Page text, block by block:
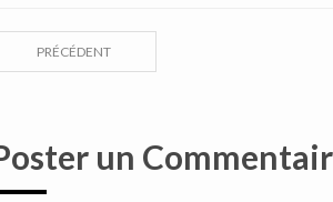
PRÉCÉDENT
un